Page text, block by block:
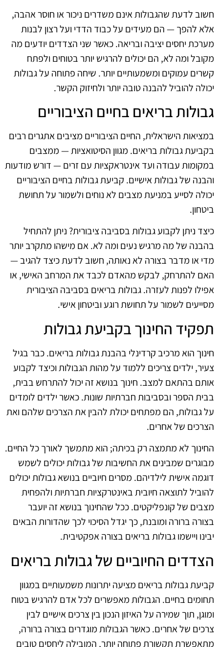
חשוב לדעת שהגבולות אינם משדרים ניכור או חוסר אהבה,
אלא להפך — הם מעידים על כבוד הדדי ועל רצון לבנות
מערכת יחסים יציבה ובריאה. כאשר שני הצדדים יודעים מה
מקובל ומה לא, הם יכולים להרגיש יותר בטוחים ולפתח
קשרים עמוקים ומשמעותיים יותר. שיחה פתוחה על גבולות
יכולה להוביל להבנה טובה יותר ולחיזוק הקשר.
גבולות בריאים בחיים הציבוריים
במציאות הישראלית, החיים הציבוריים מציבים אתגרים רבים
בקביעת גבולות בריאים. מגוון הסיטואציות — ממצבים
במקומות עבודה ועד אינטראקציות עם זרים — דורש מודעות
והבנה של גבולות אישיים. קביעת גבולות בחיים הציבוריים
יכולה לסייע במניעת מצבים לא נוחים ולשמור על תחושת
ביטחון.
כיצד ניתן לקבוע גבולות בסביבה ציבורית? ניתן להתחיל
בהבנה של מה מרגיש נעים ומה לא. אם מישהו מתקרב יותר
מדי או מדבר בצורה לא נאותה, חשוב לדעת כיצד להגיב —
האם להתרחק, לבקש מהאדם לכבד את המרחב האישי, או
אפילו לפנות לעזרה. גבולות בריאים בסביבה הציבורית
מסייעים לשמור על תחושת רוגע וביטחון אישי.
תפקיד החינוך בקביעת גבולות
חינוך הוא מרכיב קרדינלי בהבנת גבולות בריאים. כבר בגיל
צעיר, ילדים צריכים ללמוד על מהות הגבולות וכיצד לקבוע
אותם בהתאם למצב. חינוך בנושא זה יכול להתרחש בבית,
בבית הספר ובסביבות חברתיות שונות. כאשר ילדים לומדים
על גבולות, הם מפתחים יכולת להבין את הצרכים שלהם ואת
הצרכים של אחרים.
החינוך לא מתמצה רק בכיתה; הוא מתמשך לאורך כל החיים.
מבוגרים שמבינים את החשיבות של גבולות יכולים לשמש
דוגמה אישית לילדיהם. מסרים חיוביים בנושא גבולות יכולים
להוביל לתוצאה חיובית באינטרקציות חברתיות ולהפחית
מצבים של קונפליקטים. ככל שהחינוך בנושא זה יועבר
בצורה ברורה ומובנת, כך יגדל הסיכוי לכך שהדורות הבאים
יבינו ויישמו גבולות בריאים בצורה אפקטיבית.
הצדדים החיוביים של גבולות בריאים
קביעת גבולות בריאים מציעה יתרונות משמעותיים במגוון
תחומים בחיים. הגבולות מאפשרים לכל אדם להרגיש בטוח
ומוגן, תוך שמירה על האיזון הנכון בין צרכים אישיים לבין
צרכים של אחרים. כאשר הגבולות מוגדרים בצורה ברורה,
מתאפשרת תקשורת פתוחה יותר, המובילה ליחסים טובים